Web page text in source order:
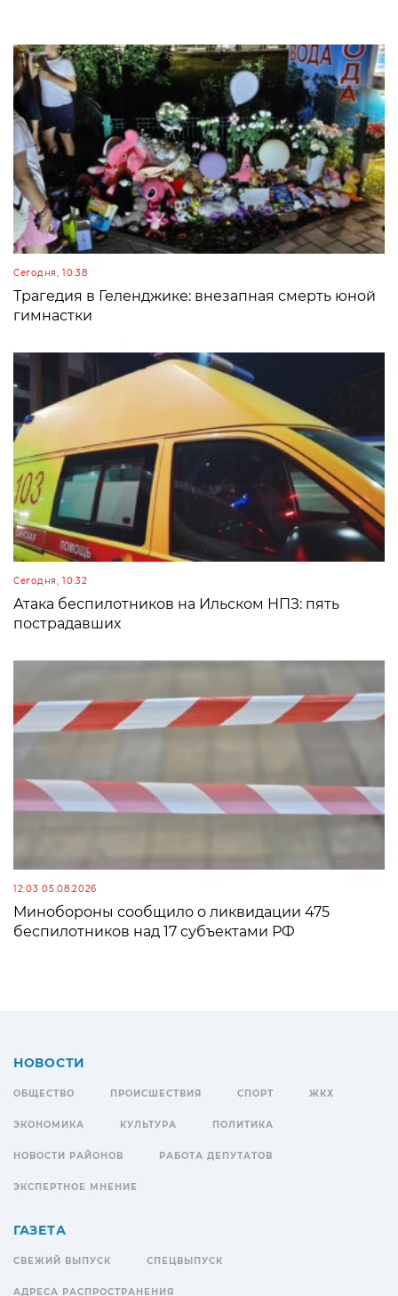
Сегодня, 10:38
Трагедия в Геленджике: внезапная смерть юной
гимнастки
Сегодня, 10:32
Атака беспилотников на Ильском НПЗ: пять
пострадавших
12:03 05.08.2026
Минобороны сообщило о ликвидации 475
беспилотников над 17 субъектами РФ
НОВОСТИ
ОБЩЕСТВО ПРОИСШЕСТВИЯ СПОРТ ЖКХ
ЭКОНОМИКА КУЛЬТУРА ПОЛИТИКА
НОВОСТИ РАЙОНОВ РАБОТА ДЕПУТАТОВ
ЭКСПЕРТНОЕ МНЕНИЕ
ГАЗЕТА
СВЕЖИЙ ВЫПУСК СПЕЦВЫПУСК
АДРЕСА РАСПРОСТРАНЕНИЯ